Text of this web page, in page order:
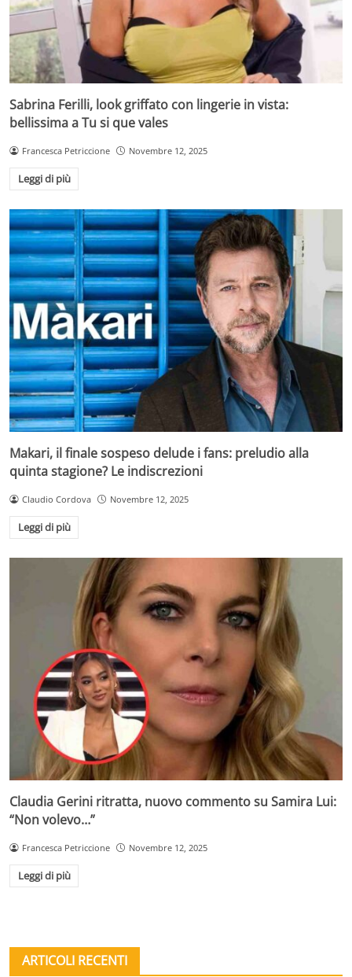
Sabrina Ferilli, look griffato con lingerie in vista:
bellissima a Tu si que vales
Francesca Petriccione Novembre 12, 2025
Leggi di più
Makari, il finale sospeso delude i fans: preludio alla
quinta stagione? Le indiscrezioni
Claudio Cordova Novembre 12, 2025
Leggi di più
Claudia Gerini ritratta, nuovo commento su Samira Lui:
“Non volevo…”
Francesca Petriccione Novembre 12, 2025
Leggi di più
ARTICOLI RECENTI